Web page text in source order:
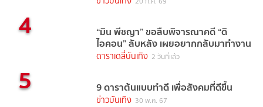
4 “มิน พีชญา” ขอสืบพิจารณาคดี “ดิ
ไอคอน” ลับหลัง เผยอยากกลับมาทำงาน
ดาราเดลี่บันเทิง 2 วันที่แล้ว
5 9 ดาราต้นแบบทำดี เพื่อสังคมที่ดีขึ้น
ข่าวบันเทิง 30 พ.ค. 67